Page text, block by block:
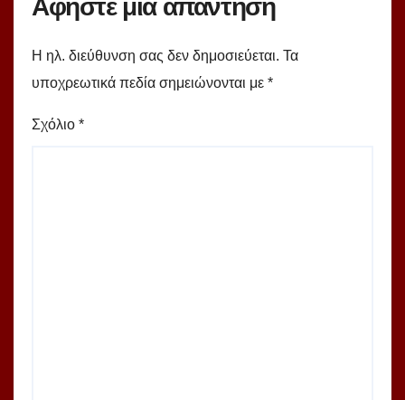
Αφήστε μια απάντηση
Η ηλ. διεύθυνση σας δεν δημοσιεύεται. Τα
υποχρεωτικά πεδία σημειώνονται με *
Σχόλιο *